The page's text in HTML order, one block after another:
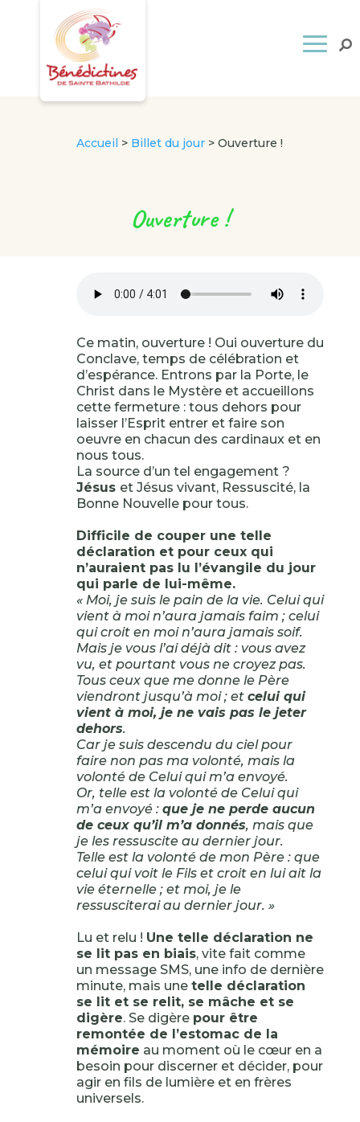
Accueil > Billet du jour >Ouverture !
Ouverture !
Ce matin, ouverture ! Oui ouverture du
Conclave, temps de célébration et
d’espérance. Entrons par la Porte, le
Christ dans le Mystère et accueillons
cette fermeture : tous dehors pour
laisser l’Esprit entrer et faire son
oeuvre en chacun des cardinaux et en
nous tous.
La source d’un tel engagement ?
Jésus et Jésus vivant, Ressuscité, la
Bonne Nouvelle pour tous.
Difficile de couper une telle
déclaration et pour ceux qui
n’auraient pas lu l’évangile du jour
qui parle de lui-même.
« Moi, je suis le pain de la vie. Celui qui
vient à moi n’aura jamais faim ; celui
qui croit en moi n’aura jamais soif.
Mais je vous l’ai déjà dit : vous avez
vu, et pourtant vous ne croyez pas.
Tous ceux que me donne le Père
viendront jusqu’à moi ; et celui qui
vient à moi, je ne vais pas le jeter
dehors.
Car je suis descendu du ciel pour
faire non pas ma volonté, mais la
volonté de Celui qui m’a envoyé.
Or, telle est la volonté de Celui qui
m’a envoyé : que je ne perde aucun
de ceux qu’il m’a donnés, mais que
je les ressuscite au dernier jour.
Telle est la volonté de mon Père : que
celui qui voit le Fils et croit en lui ait la
vie éternelle ; et moi, je le
ressusciterai au dernier jour. »
Lu et relu ! Une telle déclaration ne
se lit pas en biais, vite fait comme
un message SMS, une info de dernière
minute, mais une telle déclaration
se lit et se relit, se mâche et se
digère. Se digère pour être
remontée de l’estomac de la
mémoire au moment où le cœur en a
besoin pour discerner et décider, pour
agir en fils de lumière et en frères
universels.